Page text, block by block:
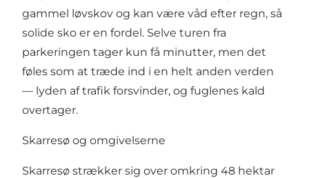
gammel løvskov og kan være våd efter regn, så
solide sko er en fordel. Selve turen fra
parkeringen tager kun få minutter, men det
føles som at træde ind i en helt anden verden
— lyden af trafik forsvinder, og fuglenes kald
overtager.
Skarresø og omgivelserne
Skarresø strækker sig over omkring 48 hektar